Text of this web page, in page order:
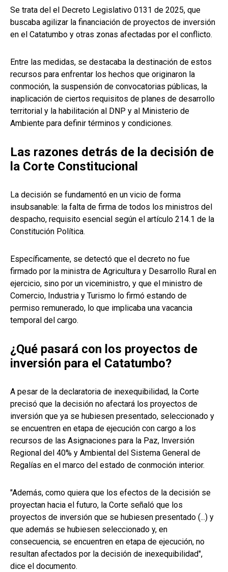
Se trata del el Decreto Legislativo 0131 de 2025, que
buscaba agilizar la financiación de proyectos de inversión
en el Catatumbo y otras zonas afectadas por el conflicto.
Entre las medidas, se destacaba la destinación de estos
recursos para enfrentar los hechos que originaron la
conmoción, la suspensión de convocatorias públicas, la
inaplicación de ciertos requisitos de planes de desarrollo
territorial y la habilitación al DNP y al Ministerio de
Ambiente para definir términos y condiciones.
Las razones detrás de la decisión de
la Corte Constitucional
La decisión se fundamentó en un vicio de forma
insubsanable: la falta de firma de todos los ministros del
despacho, requisito esencial según el artículo 214.1 de la
Constitución Política.
Específicamente, se detectó que el decreto no fue
firmado por la ministra de Agricultura y Desarrollo Rural en
ejercicio, sino por un viceministro, y que el ministro de
Comercio, Industria y Turismo lo firmó estando de
permiso remunerado, lo que implicaba una vacancia
temporal del cargo.
¿Qué pasará con los proyectos de
inversión para el Catatumbo?
A pesar de la declaratoria de inexequibilidad, la Corte
precisó que la decisión no afectará los proyectos de
inversión que ya se hubiesen presentado, seleccionado y
se encuentren en etapa de ejecución con cargo a los
recursos de las Asignaciones para la Paz, Inversión
Regional del 40% y Ambiental del Sistema General de
Regalías en el marco del estado de conmoción interior.
"Además, como quiera que los efectos de la decisión se
proyectan hacia el futuro, la Corte señaló que los
proyectos de inversión que se hubiesen presentado (...) y
que además se hubiesen seleccionado y, en
consecuencia, se encuentren en etapa de ejecución, no
resultan afectados por la decisión de inexequibilidad",
dice el documento.